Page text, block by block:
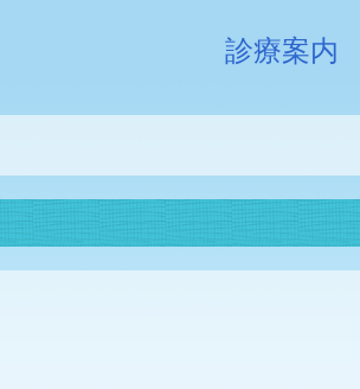
診療案内